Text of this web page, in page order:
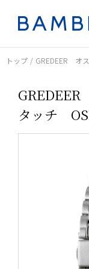
トップ GREDEER オ
タッチ